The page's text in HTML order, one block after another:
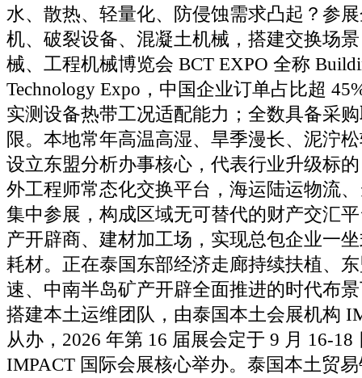
水、散热、轻量化、防侵蚀需求凸起？参
机、破裂设备、混凝土机械，搭建交换场
械、工程机械博览会 BCT EXPO 全称
Technology Expo，中国企业订单占比超
实测设备热带工况适配能力；全数具备采
限。本地常年高温高湿、旱季漫长、泥泞
设立东盟分析办事核心，代表行业升级标
外工程师常态化交换平台，海运陆运物流
集中参展，构成区域无可替代的财产交汇
产开辟商、建材加工场，实现总包企业一
耗材。正在泰国东部经济走廊持续扶植、
速、中南半岛矿产开辟全面推进的时代布
搭建本土运维团队，由泰国本土会展机构
从办，2026 年第 16 届展会定于 9 月 16-18
IMPACT 国际会展核心举办。泰国本土贸